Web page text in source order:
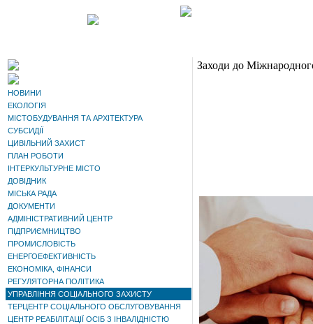
НОВИНИ
ЕКОЛОГІЯ
МІСТОБУДУВАННЯ ТА АРХІТЕКТУРА
СУБСИДІЇ
ЦИВІЛЬНИЙ ЗАХИСТ
ПЛАН РОБОТИ
ІНТЕРКУЛЬТУРНЕ МІСТО
ДОВІДНИК
МІСЬКА РАДА
ДОКУМЕНТИ
АДМІНІСТРАТИВНИЙ ЦЕНТР
ПІДПРИЄМНИЦТВО
ПРОМИСЛОВІСТЬ
ЕНЕРГОЕФЕКТИВНІСТЬ
ЕКОНОМІКА, ФІНАНСИ
РЕГУЛЯТОРНА ПОЛІТИКА
УПРАВЛІННЯ СОЦІАЛЬНОГО ЗАХИСТУ
ТЕРЦЕНТР СОЦІАЛЬНОГО ОБСЛУГОВУВАННЯ
ЦЕНТР РЕАБІЛІТАЦІЇ ОСІБ З ІНВАЛІДНІСТЮ
Заходи до